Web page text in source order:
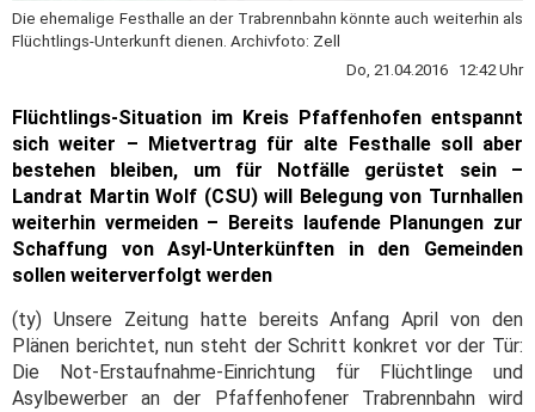
Die ehemalige Festhalle an der Trabrennbahn könnte auch weiterhin als
Flüchtlings-Unterkunft dienen. Archivfoto: Zell
Do, 21.04.2016 12:42 Uhr
Flüchtlings-Situation im Kreis Pfaffenhofen entspannt
sich weiter – Mietvertrag für alte Festhalle soll aber
bestehen bleiben, um für Notfälle gerüstet sein –
Landrat Martin Wolf (CSU) will Belegung von Turnhallen
weiterhin vermeiden – Bereits laufende Planungen zur
Schaffung von Asyl-Unterkünften in den Gemeinden
sollen weiterverfolgt werden
(ty) Unsere Zeitung hatte bereits Anfang April von den
Plänen berichtet, nun steht der Schritt konkret vor der Tür:
Die Not-Erstaufnahme-Einrichtung für Flüchtlinge und
Asylbewerber an der Pfaffenhofener Trabrennbahn wird